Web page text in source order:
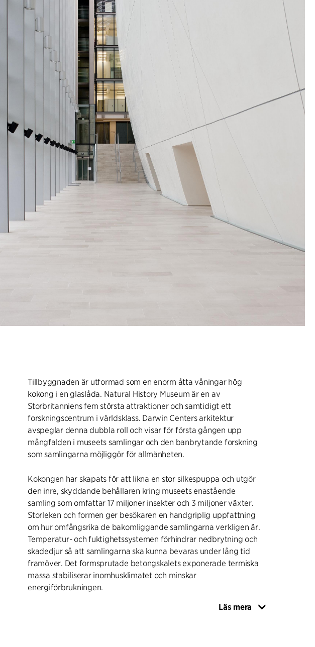
Tillbyggnaden är utformad som en enorm åtta våningar hög
kokong i en glaslåda. Natural History Museum är en av
Storbritanniens fem största attraktioner och samtidigt ett
forskningscentrum i världsklass. Darwin Centers arkitektur
avspeglar denna dubbla roll och visar för första gången upp
mångfalden i museets samlingar och den banbrytande forskning
som samlingarna möjliggör för allmänheten.
Kokongen har skapats för att likna en stor silkespuppa och utgör
den inre, skyddande behållaren kring museets enastående
samling som omfattar 17 miljoner insekter och 3 miljoner växter.
Storleken och formen ger besökaren en handgriplig uppfattning
om hur omfångsrika de bakomliggande samlingarna verkligen är.
Temperatur- och fuktighetssystemen förhindrar nedbrytning och
skadedjur så att samlingarna ska kunna bevaras under lång tid
framöver. Det formsprutade betongskalets exponerade termiska
massa stabiliserar inomhusklimatet och minskar
energiförbrukningen.
Besökarna kan uppleva den vetenskapliga miljön i Darwin Center
Läs mera